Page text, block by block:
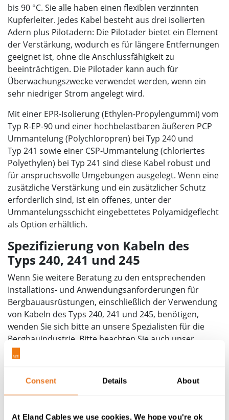
Consent Details About
At Eland Cables we use cookies. We hope you're ok
bis 90 °C. Sie alle haben einen flexiblen verzinnten
Kupferleiter. Jedes Kabel besteht aus drei isolierten
Adern plus Pilotadern: Die Pilotader bietet ein Element
der Verstärkung, wodurch es für längere Entfernungen
geeignet ist, ohne die Anschlussfähigkeit zu
beeinträchtigen. Die Pilotader kann auch für
Überwachungszwecke verwendet werden, wenn ein
sehr niedriger Strom angelegt wird.
Mit einer EPR-Isolierung (Ethylen-Propylengummi) vom
Typ R-EP-90 und einer hochbelastbaren äußeren PCP
Ummantelung (Polychloropren) bei Typ 240 und
Typ 241 sowie einer CSP-Ummantelung (chloriertes
Polyethylen) bei Typ 241 sind diese Kabel robust und
für anspruchsvolle Umgebungen ausgelegt. Wenn eine
zusätzliche Verstärkung und ein zusätzlicher Schutz
erforderlich sind, ist ein offenes, unter der
Ummantelungsschicht eingebettetes Polyamidgeflecht
als Option erhältlich.
Spezifizierung von Kabeln des
Typs 240, 241 und 245
Wenn Sie weitere Beratung zu den entsprechenden
Installations- und Anwendungsanforderungen für
Bergbauausrüstungen, einschließlich der Verwendung
von Kabeln des Typs 240, 241 und 245, benötigen,
wenden Sie sich bitte an unsere Spezialisten für die
Bergbauindustrie. Bitte beachten Sie auch unser
breiteres Angebot an AS/NZS-genormten Stromkabeln
Typ 440/Typ 441
zur Unterstützung Ihrer